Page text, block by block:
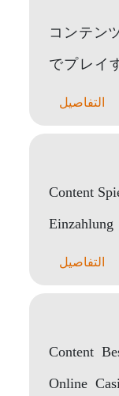
コンテン
でプレイ
はありま
現金 オ
のオンラ
ル企業 オ
التفاصيل
Content
التفاصيل
Content
Online